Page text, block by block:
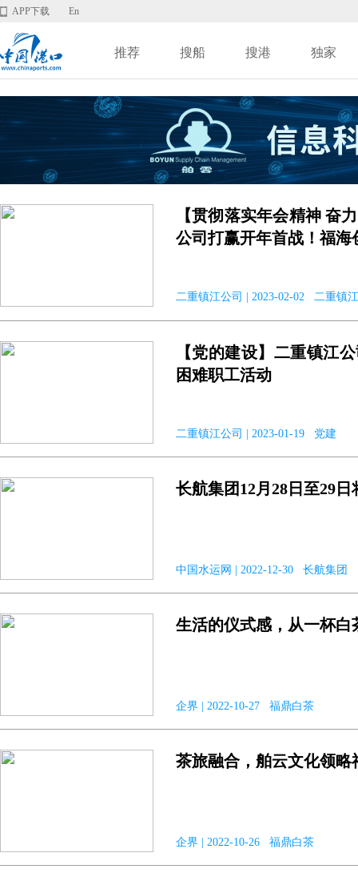
APP下载 En
推荐 搜船 搜港 独家
【贯彻落实年会精神 奋
公司打赢开年首战！福
二重镇江公司 | 2023-02-02 二重镇
【党的建设】二重镇江
困难职工活动
二重镇江公司 | 2023-01-19 党建
长航集团12月28日至29
中国水运网 | 2022-12-30 长航集团
生活的仪式感，从一杯白
企界 | 2022-10-27 福鼎白茶
茶旅融合，舶云文化领略
企界 | 2022-10-26 福鼎白茶